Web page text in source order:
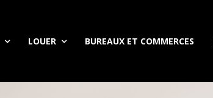
LOUER BUREAUX ET COMMERCES